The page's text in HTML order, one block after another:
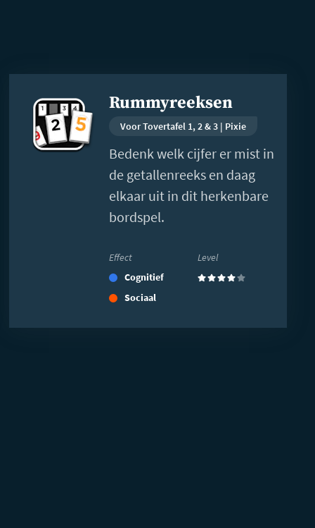
Rummyreeksen
Voor Tovertafel 1, 2 & 3 | Pixie
Bedenk welk cijfer er mist in
de getallenreeks en daag
elkaar uit in dit herkenbare
bordspel.
Effect
Cognitief
Sociaal
Level
(4)
meer